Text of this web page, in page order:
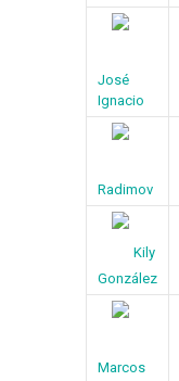
José
Ignacio
Radimov
Kily
González
Marcos